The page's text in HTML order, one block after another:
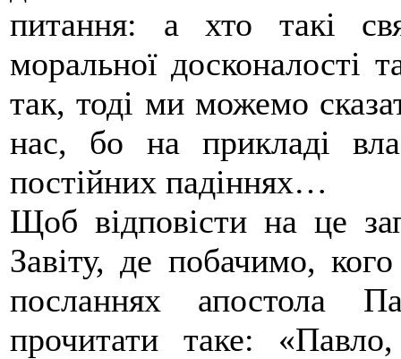
питання: а хто такі
моральної досконалості
так, тоді ми можемо
нас, бо на прикладі
постійних падіннях…
Щоб відповісти на це
Завіту, де побачимо,
посланнях апостола
прочитати таке: